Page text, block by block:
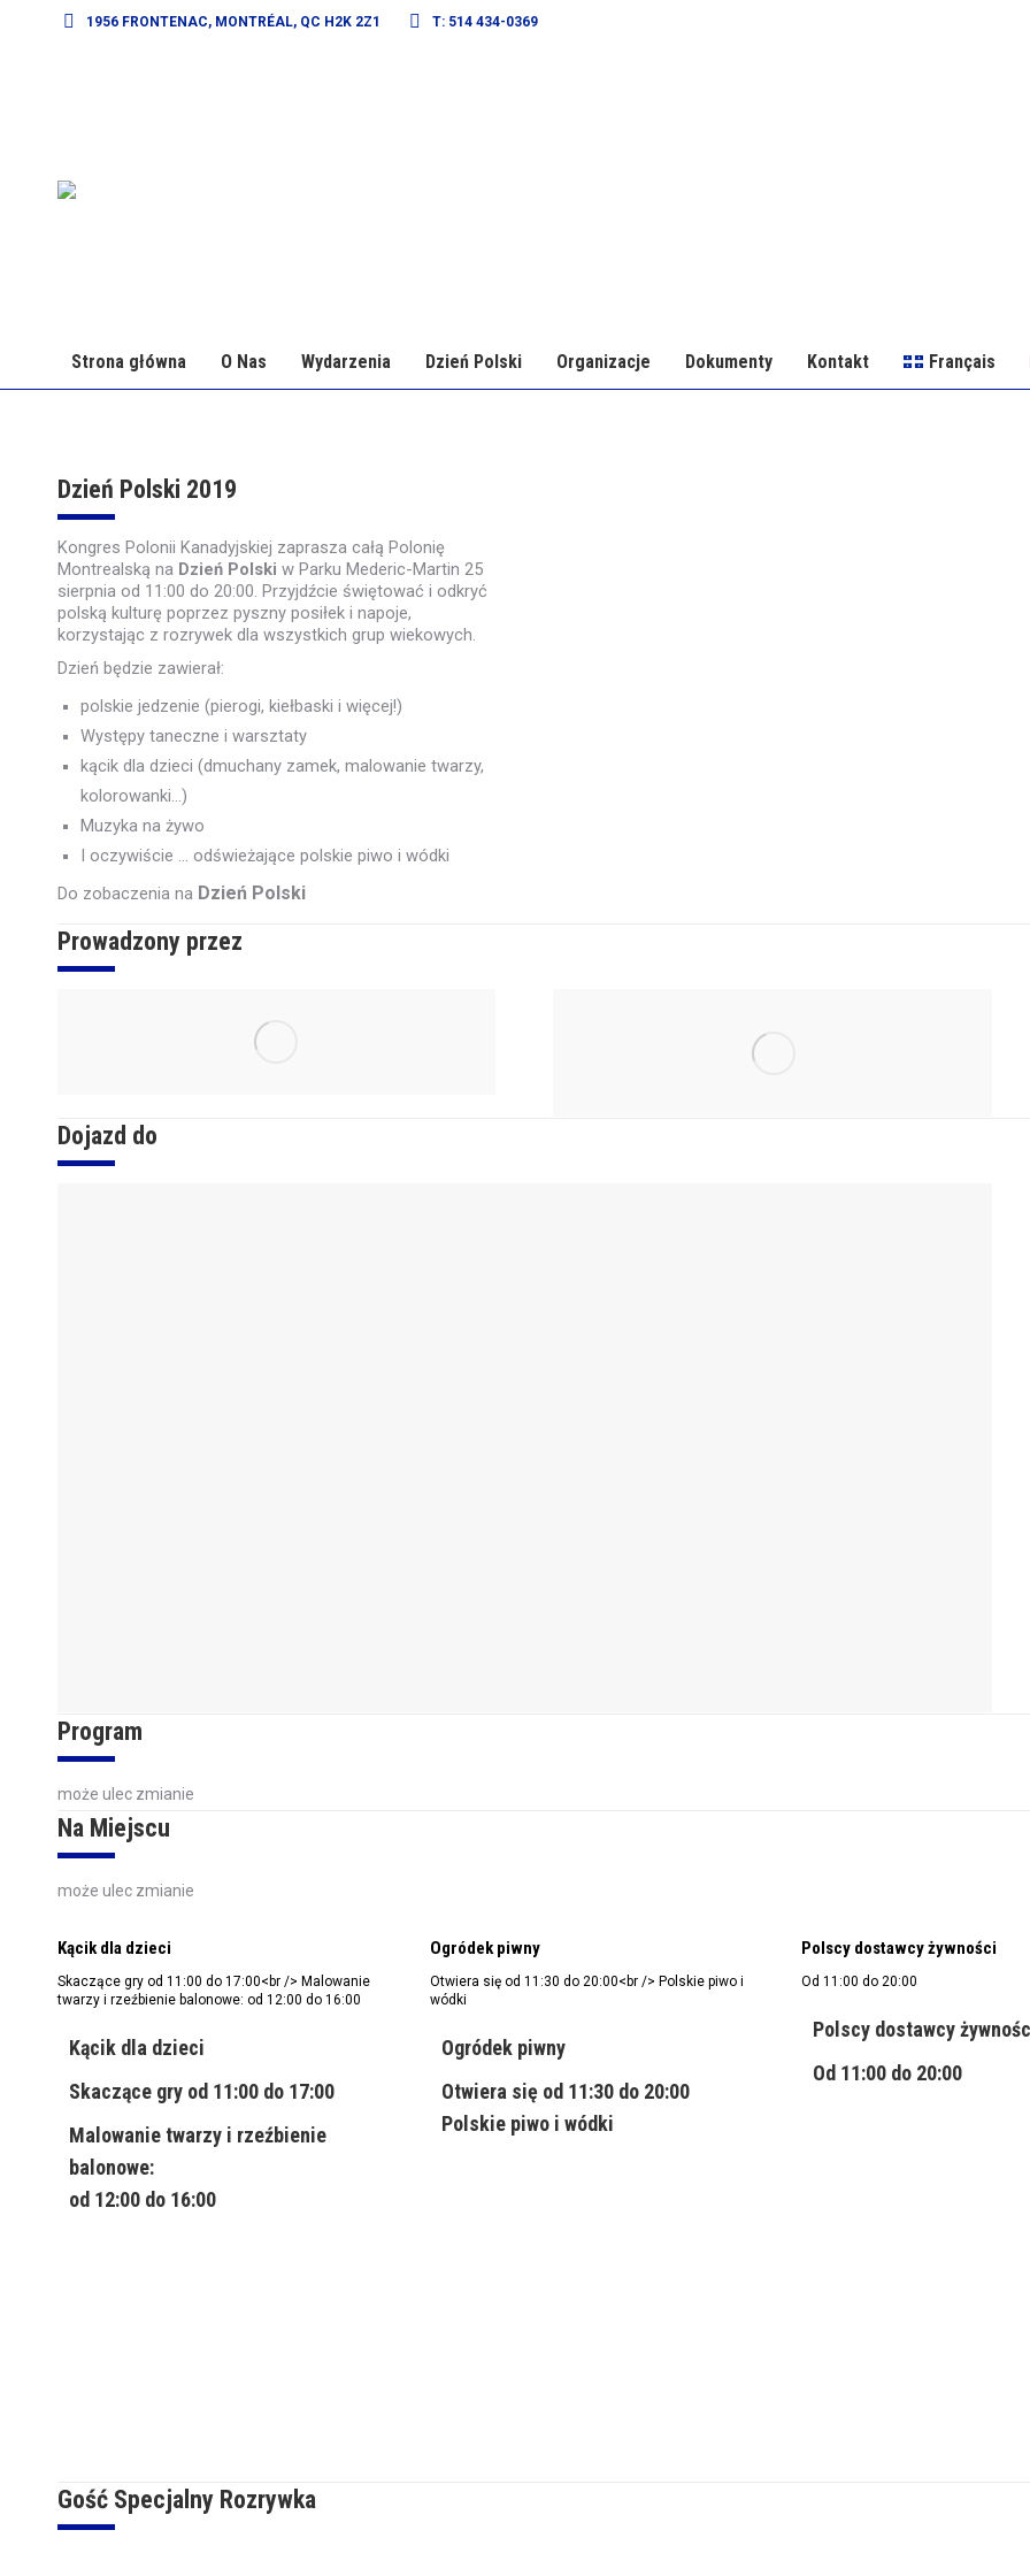
1956 FRONTENAC, MONTRÉAL, QC H2K 2Z1 T: 514 434-0369
Strona główna O Nas Wydarzenia Dzień Polski Organizacje Dokumenty Kontakt Français
Dzień Polski 2019
Kongres Polonii Kanadyjskiej zaprasza całą Polonię
Montrealską na Dzień Polski w Parku Mederic-Martin 25
sierpnia od 11:00 do 20:00. Przyjdźcie świętować i odkryć
polską kulturę poprzez pyszny posiłek i napoje,
korzystając z rozrywek dla wszystkich grup wiekowych.
Dzień będzie zawierał:
polskie jedzenie (pierogi, kiełbaski i więcej!)
Występy taneczne i warsztaty
kącik dla dzieci (dmuchany zamek, malowanie twarzy,
kolorowanki…)
Muzyka na żywo
I oczywiście … odświeżające polskie piwo i wódki
Do zobaczenia na Dzień Polski
Prowadzony przez
Dojazd do
Program
może ulec zmianie
Na Miejscu
może ulec zmianie
Kącik dla dzieci
Skaczące gry od 11:00 do 17:00<br /> Malowanie
twarzy i rzeźbienie balonowe: od 12:00 do 16:00
Kącik dla dzieci
Skaczące gry od 11:00 do 17:00
Malowanie twarzy i rzeźbienie
balonowe:
od 12:00 do 16:00
Ogródek piwny
Otwiera się od 11:30 do 20:00<br /> Polskie piwo i
wódki
Ogródek piwny
Otwiera się od 11:30 do 20:00
Polskie piwo i wódki
Polscy dostawcy żywności
Od 11:00 do 20:00
Polscy dostawcy
Od 11:00 do 20:00
Gość Specjalny Rozrywka